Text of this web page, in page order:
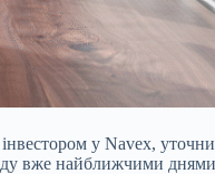
у Navex,
вже найближчими